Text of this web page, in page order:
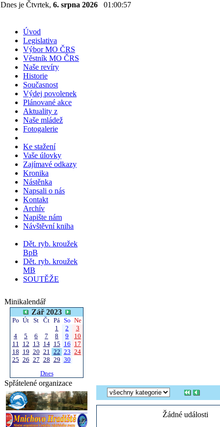
Dnes je Čtvrtek, 6. srpna 2026 01:00:58
Úvod
Legislativa
Výbor MO ČRS
Věstník MO ČRS
Naše revíry
Historie
Současnost
Výdej povolenek
Plánované akce
Aktuality z
Naše mládež
Fotogalerie
Ke stažení
Vaše úlovky
Zajímavé odkazy
Kronika
Nástěnka
Napsali o nás
Kontakt
Archív
Napište nám
Návštěvní kniha
Dět. ryb. kroužek
BpB
Dět. ryb. kroužek
MB
SOUTĚŽE
Minikalendář
Zář 2023
Po Út St Čt Pá So Ne
1
2
3
4
5 6 7 8 9
10
11 12 13 14 15 16 17
18 19 20 21 22 23 24
25 26 27 28 29 30
Dnes
Spřátelené organizace
Žádné události